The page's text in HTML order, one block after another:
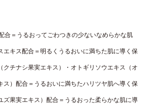
合＝うるおってごわつきの少ないなめらかな肌
エキス配合＝明るくうるおいに満ちた肌に導く保
クチナシ果実エキス）・オトギリソウエキス（オ
ス）配合＝うるおいに満ちたハリツヤ肌へ導く保
ズ果実エキス）配合＝うるおった柔らかな肌に導